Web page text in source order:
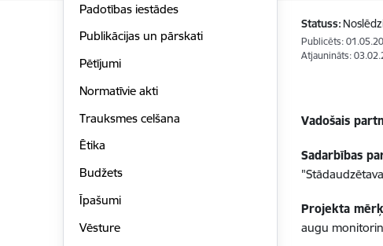
Padotības iestādes
Publikācijas un pārskati
Pētījumi
Normatīvie akti
Trauksmes celšana
Ētika
Budžets
Īpašumi
Vēsture
Statuss:
Publicēts:
Atjaunināts:
Vadošais
Sadarbības
Projekta
augu